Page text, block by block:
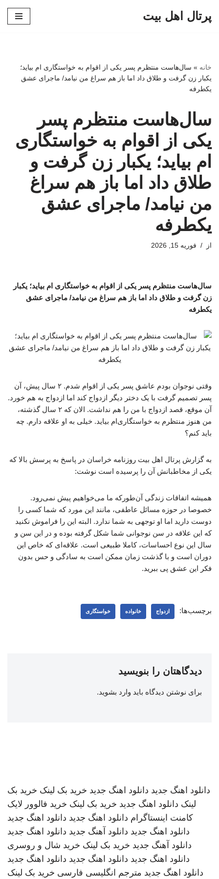
پرتال اهل بیت
خانه » سال‌هاست منتظرم پسر یکی از اقوام به خواستگاری ام بیاید؛
یکبار زن گرفت و طلاق داد اما باز هم سراغ من نیامد/ ماجرای عشق
یکطرفه
سال‌هاست منتظرم پسر
یکی از اقوام به خواستگاری
ام بیاید؛ یکبار زن گرفت و
طلاق داد اما باز هم سراغ
من نیامد/ ماجرای عشق
یکطرفه
از فوریه 15, 2026
سال‌هاست منتظرم پسر یکی از اقوام به خواستگاری ام بیاید؛ یکبار
زن گرفت و طلاق داد اما باز هم سراغ من نیامد/ ماجرای عشق
یکطرفه
وقتی نوجوان بودم عاشق پسر یکی از اقوام‌ شدم. ۲ سال پیش، آن
پسر تصمیم گرفت با یک دختر دیگر ازدواج کند اما ازدواج به هم خورد.
آن موقع، قصد ازدواج با من را هم نداشت. الان که ۲ سال گذشته،
من هنوز منتظرم به خواستگاری‌ام بیاید. خیلی به او علاقه دارم. چه
باید کنم؟
به گزارش پرتال اهل بیت روزنامه خراسان در پاسخ به پرسش بالا که
یکی از مخاطبانش آن را پرسیده است نوشت:
همیشه اتفاقات زندگی آن‌طورکه ما می‌خواهیم پیش نمی‌رود.
خصوصا در حوزه مسائل عاطفی، مانند این‌ مورد که شما کسی را
دوست دارید اما او توجهی به شما ندارد. البته این را فراموش نکنید
که این علاقه در سن نوجوانی شما شکل گرفته بوده و در این سن و
سال این نوع احساسات، کاملا طبیعی است. علاقه‌ای که خاص این
دوران است و با گذشت زمان ممکن است به سادگی و حس بدون
فکر این عشق پی ببرید.
برچسب‌ها: ازدواج خانواده خواستگاری
دیدگاهتان را بنویسید
برای نوشتن دیدگاه باید وارد بشوید.
دانلود اهنگ جدید دانلود اهنگ جدید خرید بک لینک خرید بک
لینک دانلود اهنگ جدید خرید بک لینک خرید فالوور لایک
کامنت اینستاگرام دانلود اهنگ جدید دانلود اهنگ جدید
دانلود اهنگ جدید دانلود آهنگ جدید دانلود اهنگ جدید
دانلود آهنگ جدید خرید بک لینک خرید شال و روسری
دانلود اهنگ جدید دانلود اهنگ جدید دانلود اهنگ جدید
دانلود اهنگ جدید مترجم انگلیسی فارسی خرید بک لینک